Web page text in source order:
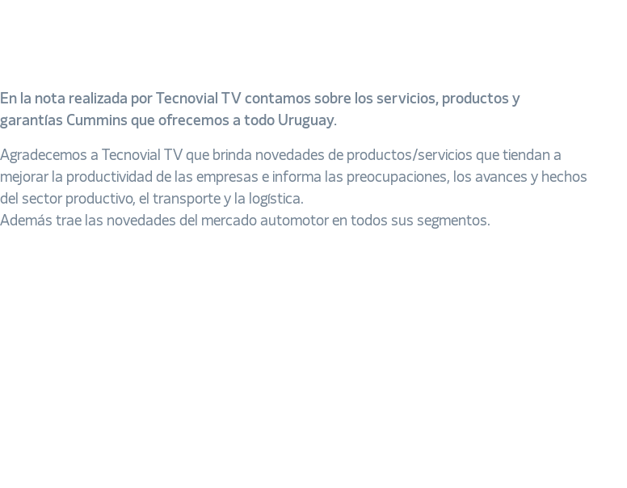
En la nota realizada por Tecnovial TV contamos sobre los servicios, productos y
garantías Cummins que ofrecemos a todo Uruguay.
Agradecemos a Tecnovial TV que brinda novedades de productos/servicios que tiendan a
mejorar la productividad de las empresas e informa las preocupaciones, los avances y hechos
del sector productivo, el transporte y la logística.
Además trae las novedades del mercado automotor en todos sus segmentos.